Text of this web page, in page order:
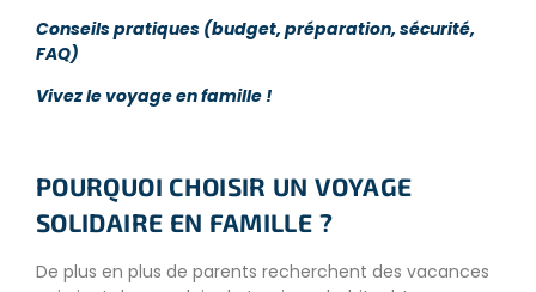
Conseils pratiques (budget, préparation, sécurité,
FAQ)
Vivez le voyage en famille !
POURQUOI CHOISIR UN VOYAGE
SOLIDAIRE EN FAMILLE ?
De plus en plus de parents recherchent des vacances